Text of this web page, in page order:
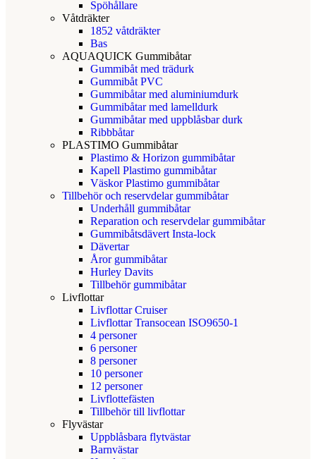
Spöhållare
Våtdräkter
1852 våtdräkter
Bas
AQUAQUICK Gummibåtar
Gummibåt med trädurk
Gummibåt PVC
Gummibåtar med aluminiumdurk
Gummibåtar med lamelldurk
Gummibåtar med uppblåsbar durk
Ribbbåtar
PLASTIMO Gummibåtar
Plastimo & Horizon gummibåtar
Kapell Plastimo gummibåtar
Väskor Plastimo gummibåtar
Tillbehör och reservdelar gummibåtar
Underhåll gummibåtar
Reparation och reservdelar gummibåtar
Gummibåtsdävert Insta-lock
Dävertar
Åror gummibåtar
Hurley Davits
Tillbehör gummibåtar
Livflottar
Livflottar Cruiser
Livflottar Transocean ISO9650-1
4 personer
6 personer
8 personer
10 personer
12 personer
Livflottefästen
Tillbehör till livflottar
Flyvästar
Uppblåsbara flytvästar
Barnvästar